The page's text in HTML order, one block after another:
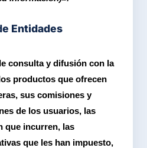
Entidades
consulta y difusión con la
productos que ofrecen
sus comisiones y
de los usuarios, las
que incurren, las
que les han impuesto,